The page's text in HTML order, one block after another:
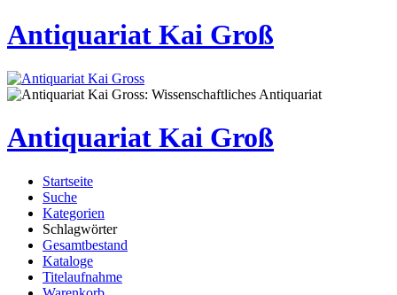
Antiquariat Kai Groß
Antiquariat Kai Groß
Startseite
Suche
Kategorien
Schlagwörter
Gesamtbestand
Kataloge
Titelaufnahme